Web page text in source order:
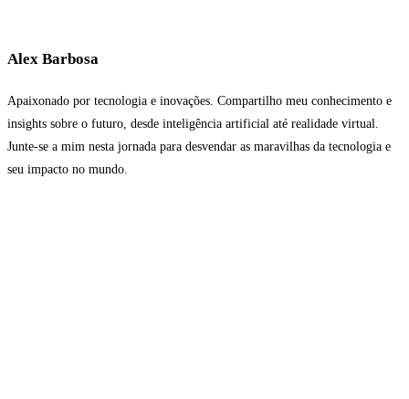
Alex Barbosa
Apaixonado por tecnologia e inovações. Compartilho meu conhecimento e
insights sobre o futuro, desde inteligência artificial até realidade virtual.
Junte-se a mim nesta jornada para desvendar as maravilhas da tecnologia e
seu impacto no mundo.